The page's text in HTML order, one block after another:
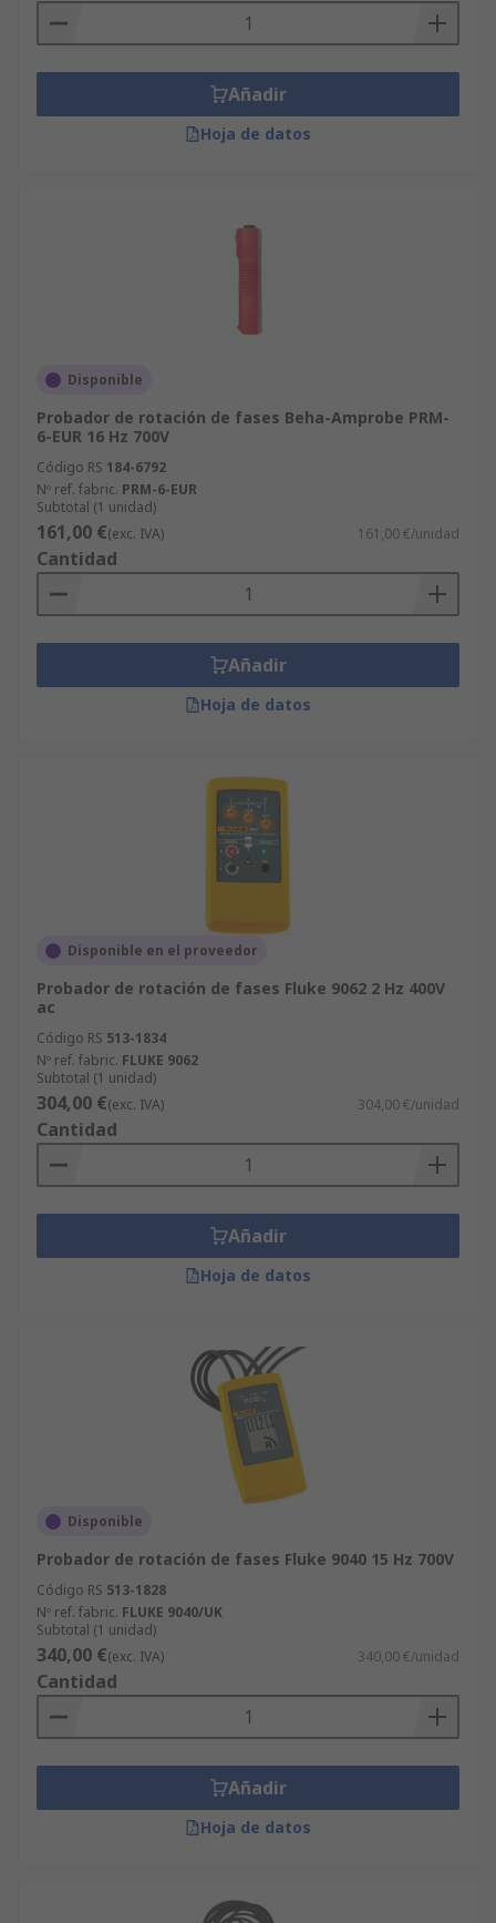
Añadir
Hoja de datos
Disponible
Probador de rotación de fases Beha-Amprobe PRM-
6-EUR 16 Hz 700V
Código RS 184-6792
Nº ref. fabric. PRM-6-EUR
Subtotal (1 unidad)
161,00 €(exc. IVA) 161,00 €/unidad
Cantidad
Añadir
Hoja de datos
Disponible en el proveedor
Probador de rotación de fases Fluke 9062 2 Hz 400V
ac
Código RS 513-1834
Nº ref. fabric. FLUKE 9062
Subtotal (1 unidad)
304,00 €(exc. IVA) 304,00 €/unidad
Cantidad
Añadir
Hoja de datos
Disponible
Probador de rotación de fases Fluke 9040 15 Hz 700V
Código RS 513-1828
Nº ref. fabric. FLUKE 9040/UK
Subtotal (1 unidad)
340,00 €(exc. IVA) 340,00 €/unidad
Cantidad
Añadir
Hoja de datos